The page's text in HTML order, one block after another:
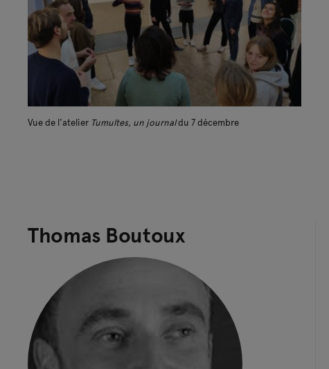
Vue de l'atelier Tumultes, un journaldu 7 décembre
Thomas Boutoux